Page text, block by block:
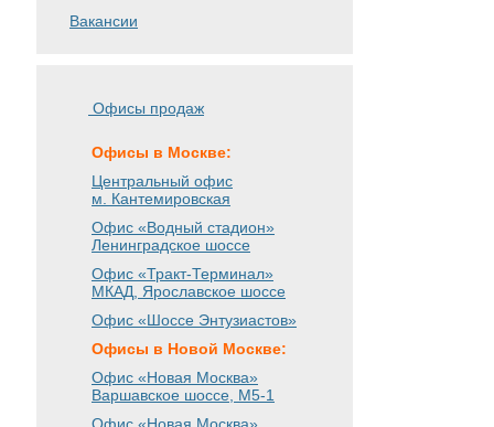
Вакансии
Офисы продаж
Офисы в Москве:
Центральный офис
м. Кантемировская
Офис «Водный стадион»
Ленинградское шоссе
Офис «Тракт-Терминал»
МКАД, Ярославское шоссе
Офис «Шоссе Энтузиастов»
Офисы в Новой Москве:
Офис «Новая Москва»
Варшавское шоссе , М5-1